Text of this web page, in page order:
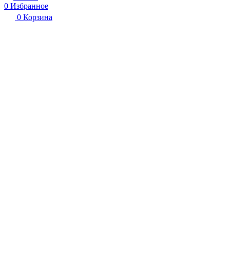
0 Избранное
0 Корзина